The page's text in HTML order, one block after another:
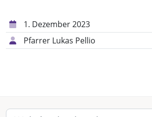
1. Dezember 2023
Pfarrer Lukas Pellio